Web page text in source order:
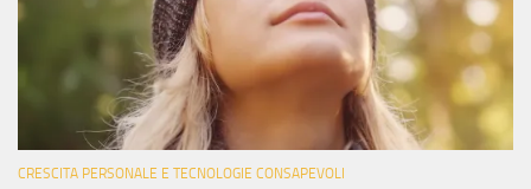
CRESCITA PERSONALE E TECNOLOGIE CONSAPEVOLI